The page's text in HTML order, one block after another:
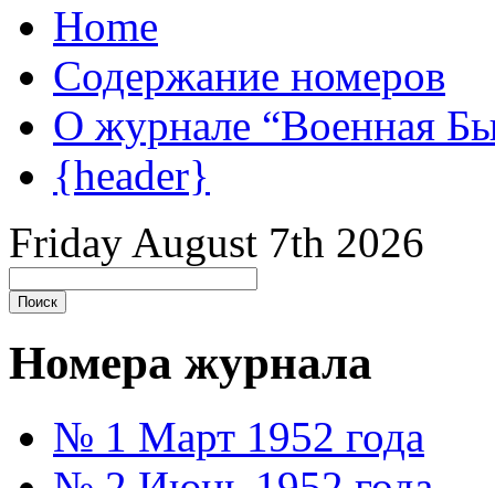
Home
Содержание номеров
О журнале “Военная
{header}
Friday August 7th 2026
Номера журнала
№ 1 Март 1952 года